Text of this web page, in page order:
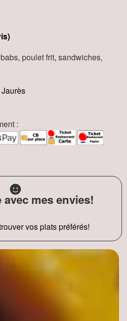
poulet frit, sandwiches,
:
mes envies!
vos plats préférés!